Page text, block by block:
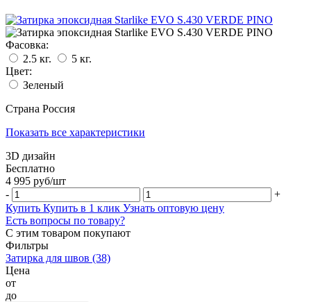
Фасовка:
2.5 кг.
5 кг.
Цвет:
Зеленый
Страна Россия
Показать все характеристики
3D дизайн
Бесплатно
4 995 руб/шт
-
+
Купить Купить в 1 клик Узнать оптовую цену
Есть вопросы по товару?
С этим товаром покупают
Фильтры
Затирка для швов (38)
Цена
от
до